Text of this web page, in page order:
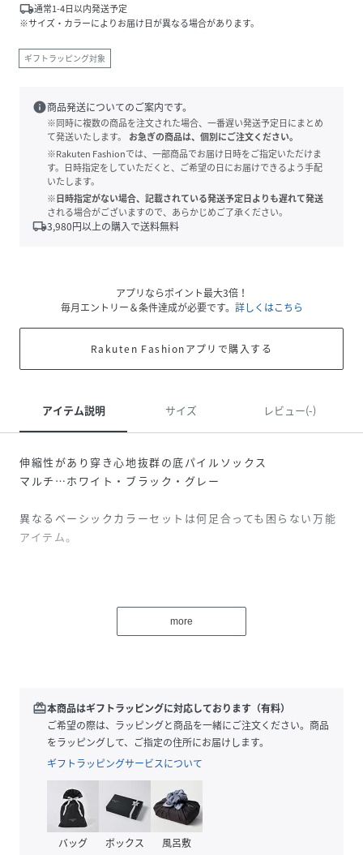
local_shipping通常1-4日以内発送予定
※サイズ・カラーによりお届け日が異なる場合があります。
ギフトラッピング対象
info商品発送についてのご案内です。
※同時に複数の商品を注文された場合、一番遅い発送予定日にまとめ
て発送いたします。
お急ぎの商品は、個別にご注文ください。
※Rakuten Fashionでは、一部商品でお届け日時をご指定いただけま
す。日時指定をしていただくと、ご希望の日にお届けできるよう手配
いたします。
※日時指定がない場合、記載されている発送予定日よりも遅れて発送
される場合がございますので、あらかじめご了承ください。
local_shipping3,980円以上の購入で送料無料
アプリならポイント最大3倍！
毎月エントリー＆条件達成が必要です。 詳しくはこちら
Rakuten Fashionアプリで購入する
アイテム説明 サイズ レビュー(-)
伸縮性があり穿き心地抜群の底パイルソックス
マルチ…ホワイト・ブラック・グレー
異なるベーシックカラーセットは何足合っても困らない万能
アイテム。
160年以上の歴史を持つ世界有数のベーシックアパレル/アン
います。
国内でもプリントＴシャツのボディやアンダーウェアのブラ
ンドとして広く知れ渡っており、Ｔシャツやアンダーウェア
以外にもアメリカを感じる商品を幅広く展開し続けていま
“LOOM”とは「織機」の意味し、「織り機の結実、達成」と
いう意味合いがブランド名には込められています。
more
redeem本商品はギフトラッピングに対応しております（有料）
ご希望の際は、ラッピングと商品を一緒にご注文ください。商品
をラッピングして、ご指定の住所にお届けします。
ギフトラッピングサービスについて
バッグ ボックス 風呂敷